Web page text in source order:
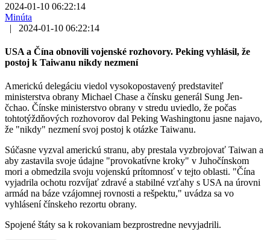
2024-01-10 06:22:14
Minúta
|
2024-01-10 06:22:14
USA a Čína obnovili vojenské rozhovory. Peking vyhlásil, že
postoj k Taiwanu nikdy nezmení
Americkú delegáciu viedol vysokopostavený predstaviteľ
ministerstva obrany Michael Chase a čínsku generál Sung Jen-
čchao. Čínske ministerstvo obrany v stredu uviedlo, že počas
tohtotýždňových rozhovorov dal Peking Washingtonu jasne najavo,
že "nikdy" nezmení svoj postoj k otázke Taiwanu.
Súčasne vyzval americkú stranu, aby prestala vyzbrojovať Taiwan a
aby zastavila svoje údajne "provokatívne kroky" v Juhočínskom
mori a obmedzila svoju vojenskú prítomnosť v tejto oblasti. "Čína
vyjadrila ochotu rozvíjať zdravé a stabilné vzťahy s USA na úrovni
armád na báze vzájomnej rovnosti a rešpektu," uvádza sa vo
vyhlásení čínskeho rezortu obrany.
Spojené štáty sa k rokovaniam bezprostredne nevyjadrili.